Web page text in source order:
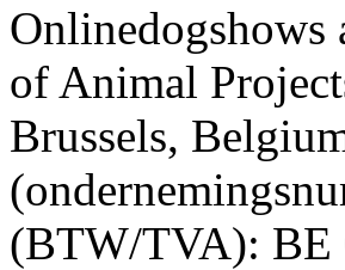
Onlinedogshows
of Animal
Brussels,
(BTW/TVA): BE